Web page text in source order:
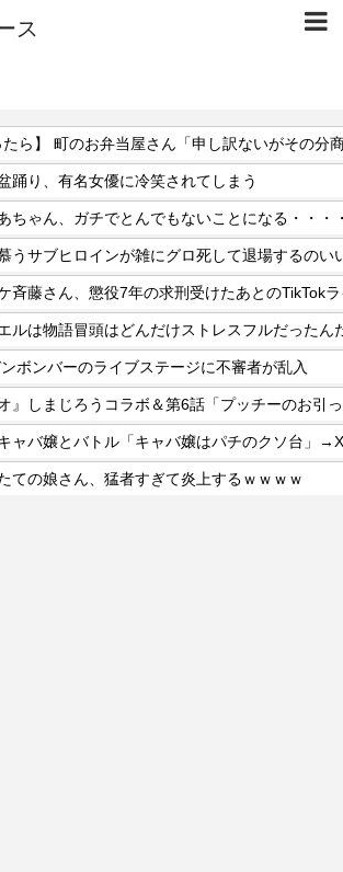
ス
踊り、有名女優に冷笑されてしまう
ちゃん、ガチでとんでもないことになる・・・
うサブヒロインが雑にグロ死して退場するの
ルは物語冒頭はどんだけストレスフルだった
ンボンバーのライブステージに不審者が乱入
』しまじろうコラボ＆第6話「プッチーのお引
ャバ嬢とバトル「キャバ嬢はパチのクソ台」
ての娘さん、猛者すぎて炎上するｗｗｗｗ